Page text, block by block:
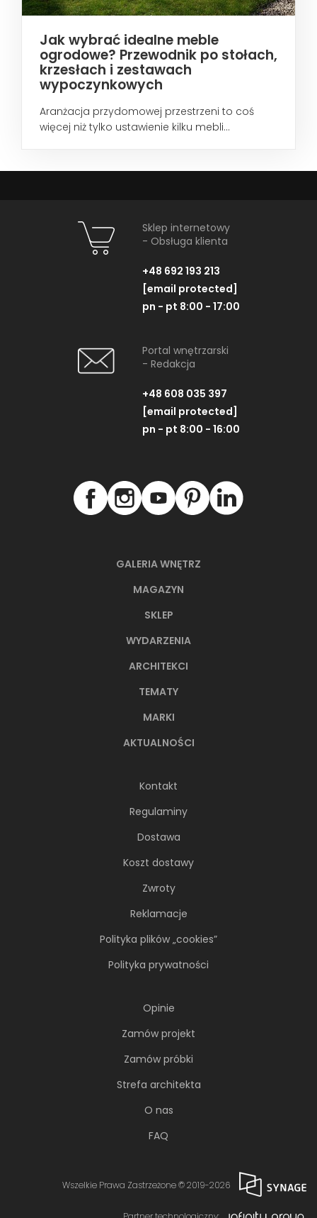
Jak wybrać idealne meble
ogrodowe? Przewodnik po stołach,
krzesłach i zestawach
wypoczynkowych
Aranżacja przydomowej przestrzeni to coś
więcej niż tylko ustawienie kilku mebli...
GALERIA WNĘTRZ
MAGAZYN
SKLEP
WYDARZENIA
ARCHITEKCI
TEMATY
MARKI
AKTUALNOŚCI
Kontakt
Regulaminy
Dostawa
Koszt dostawy
Zwroty
Reklamacje
Polityka plików „cookies”
Polityka prywatności
Opinie
Zamów projekt
Zamów próbki
Strefa architekta
O nas
FAQ
Sklep internetowy
- Obsługa klienta
+48 692 193 213
[email protected]
pn - pt 8:00 - 17:00
Portal wnętrzarski
- Redakcja
+48 608 035 397
[email protected]
pn - pt 8:00 - 16:00
Wszelkie Prawa Zastrzeżone © 2019-2026